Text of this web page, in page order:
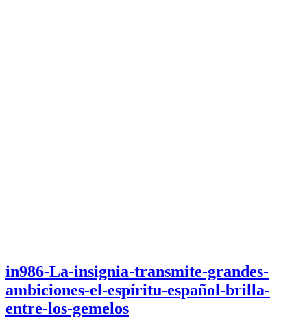
in986-La-insignia-transmite-grandes-
ambiciones-el-espíritu-español-brilla-
entre-los-gemelos